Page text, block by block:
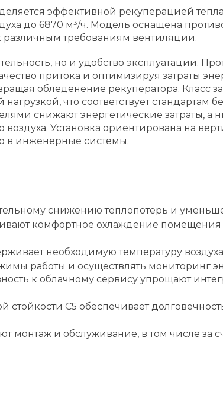
эффективной рекуперацией
до 6870 м³/ч. Модель оснащена
различным требованиям вентиляции.
но и удобство эксплуатации.
притока и оптимизируя затраты
обледенение рекуператора. Класс
что соответствует стандартам
снижают энергетические затраты, а
Установка ориентирована на
в инженерные системы.
снижению теплопотерь и
комфортное охлаждение помещения
необходимую температуру
работы и осуществлять мониторинг
к облачному сервису упрощают
C5 обеспечивает
и обслуживание, в том числе за